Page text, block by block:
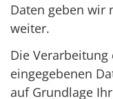
Daten geben wir
weiter.
Die
eingegebenen
auf Grundlage